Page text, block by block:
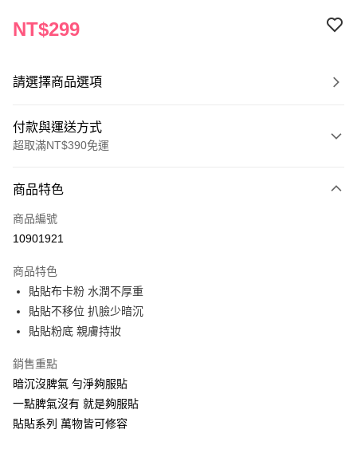
NT$299
請選擇商品選項
付款與運送方式
超取滿NT$390免運
POYA支付
信用卡一次付款
LINE Pay
Apple Pay
悠遊付
Google Pay
商品特色
商品編號
10901921
商品特色
貼貼布卡粉 水潤不厚重
貼貼不移位 扒臉少暗沉
貼貼粉底 親膚持妝
銷售重點
暗沉沒脾氣 勻淨夠服貼
一點脾氣沒有 就是夠服貼
貼貼系列 萬物皆可修容